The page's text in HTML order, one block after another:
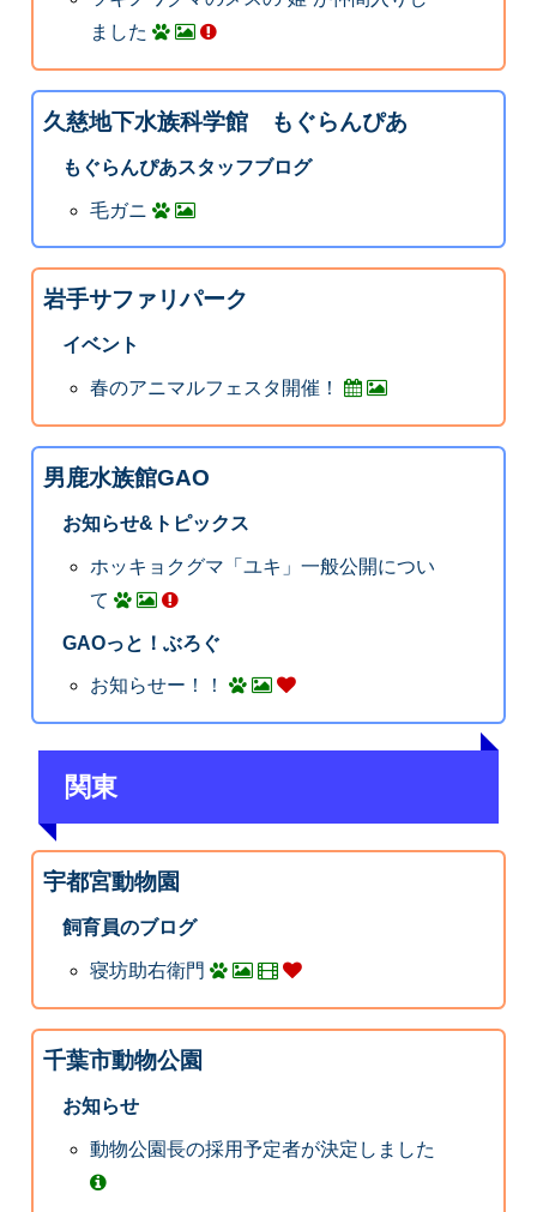
ました
久慈地下水族科学館 もぐらんぴあ
もぐらんぴあスタッフブログ
毛ガニ
岩手サファリパーク
イベント
春のアニマルフェスタ開催！
男鹿水族館GAO
お知らせ&トピックス
ホッキョクグマ「ユキ」一般公開につい
て
GAOっと！ぶろぐ
お知らせー！！
関東
宇都宮動物園
飼育員のブログ
寝坊助右衛門
千葉市動物公園
お知らせ
動物公園長の採用予定者が決定しました